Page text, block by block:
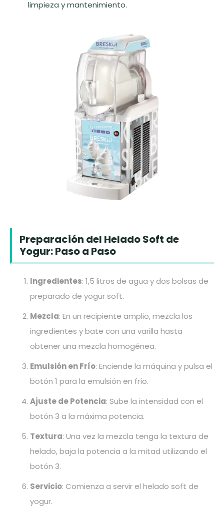
limpieza y mantenimiento.
Preparación del Helado Soft de
Yogur: Paso a Paso
Ingredientes: 1,5 litros de agua y dos bolsas de
preparado de yogur soft.
Mezcla: En un recipiente amplio, mezcla los
ingredientes y bate con una varilla hasta
obtener una mezcla homogénea.
Emulsión en Frío: Enciende la máquina y pulsa el
botón 1 para la emulsión en frío.
Ajuste de Potencia: Sube la intensidad con el
botón 3 a la máxima potencia.
Textura: Una vez la mezcla tenga la textura de
helado, baja la potencia a la mitad utilizando el
botón 3.
Servicio: Comienza a servir el helado soft de
yogur.